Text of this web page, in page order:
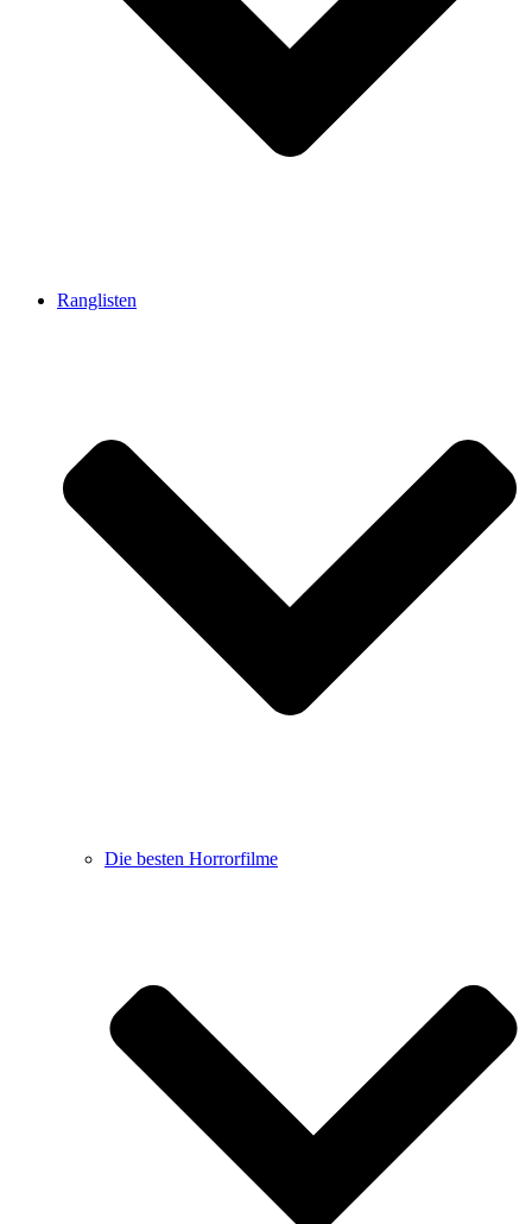
Ranglisten
Die besten Horrorfilme